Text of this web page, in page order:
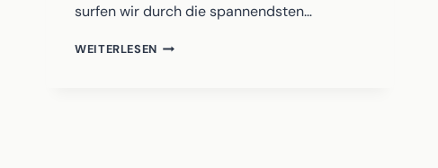
surfen wir durch die spannendsten…
WEITERLESEN LANGE